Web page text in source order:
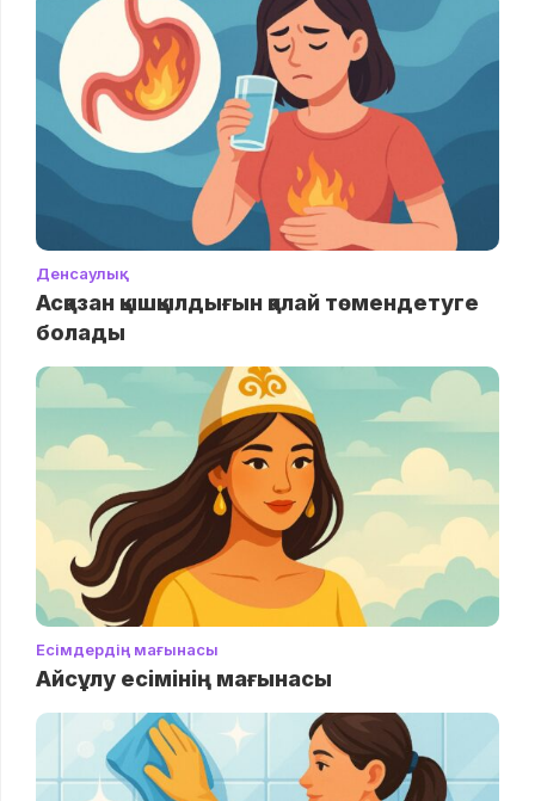
Денсаулық
Асқазан қышқылдығын қалай төмендетуге
болады
Есімдердің мағынасы
Айсұлу есімінің мағынасы